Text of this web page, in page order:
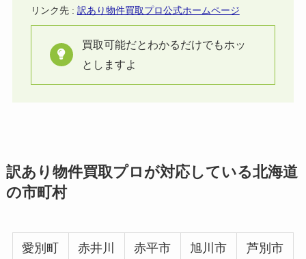
リンク先 : 訳あり物件買取プロ公式ホームページ
買取可能だとわかるだけでもホッ
としますよ
訳あり物件買取プロが対応している北海道
の市町村
愛別町
赤井川
赤平市 旭川市 芦別市